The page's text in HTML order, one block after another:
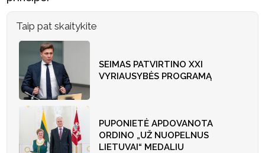
Taip pat skaitykite
SEIMAS PATVIRTINO XXI
VYRIAUSYBĖS PROGRAMĄ
PUPONIETĖ APDOVANOTA
ORDINO „UŽ NUOPELNUS
LIETUVAI“ MEDALIU